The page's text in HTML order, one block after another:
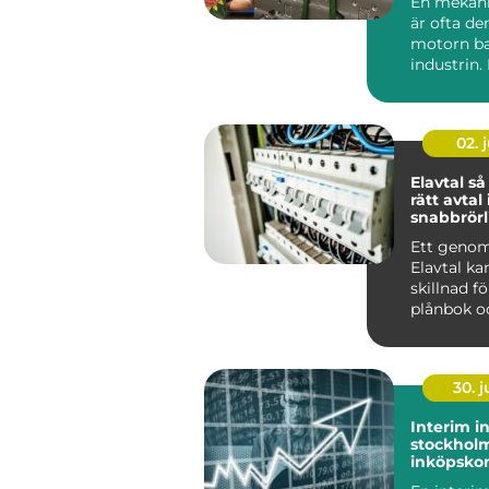
är ofta
motorn
industrin.
tradition ...
02.
Elavtal så väljer du
rätt avtal
Ett
Elavtal
skillnad
plånbok
h...
30.
Interim
stockholm